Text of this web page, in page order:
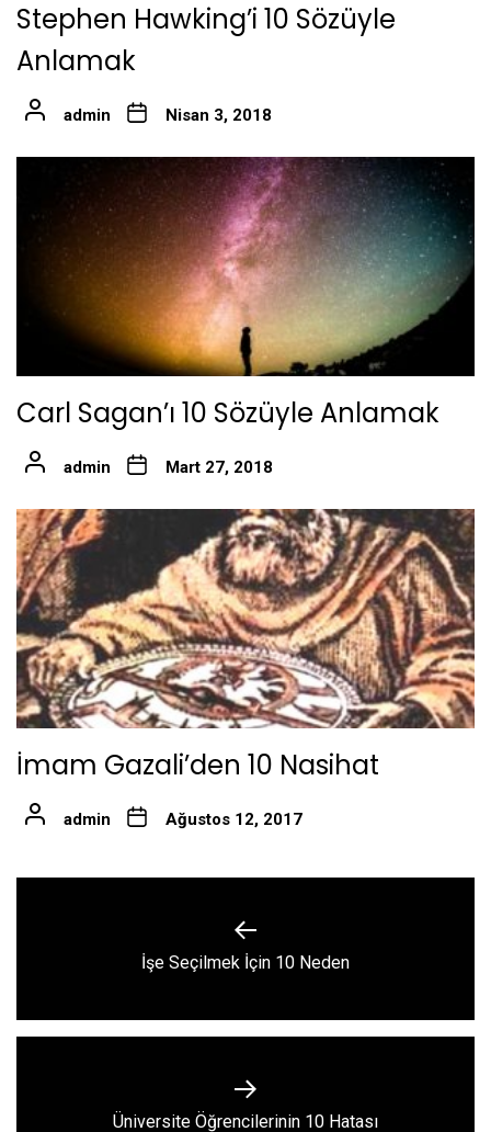
Stephen Hawking’i 10 Sözüyle
Anlamak
admin Nisan 3, 2018
Carl Sagan’ı 10 Sözüyle Anlamak
admin Mart 27, 2018
İmam Gazali’den 10 Nasihat
admin Ağustos 12, 2017
Previous
İşe Seçilmek İçin 10 Neden
Next
Üniversite Öğrencilerinin 10 Hatası